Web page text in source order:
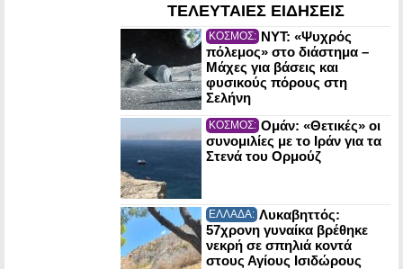
ΤΕΛΕΥΤΑΙΕΣ ΕΙΔΗΣΕΙΣ
ΚΟΣΜΟΣ: NYT: «Ψυχρός
πόλεμος» στο διάστημα –
Μάχες για βάσεις και
φυσικούς πόρους στη
Σελήνη
ΚΟΣΜΟΣ: Ομάν: «Θετικές» οι
συνομιλίες με το Ιράν για τα
Στενά του Ορμούζ
ΕΛΛΑΔΑ: Λυκαβηττός:
57χρονη γυναίκα βρέθηκε
νεκρή σε σπηλιά κοντά
στους Αγίους Ισιδώρους